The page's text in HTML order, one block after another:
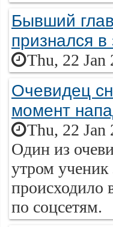
Бывший
признался в
Thu, 22 Jan
Очевидец
момент
Thu, 22 Jan
Один из
утром
происходило
по соцсетям.